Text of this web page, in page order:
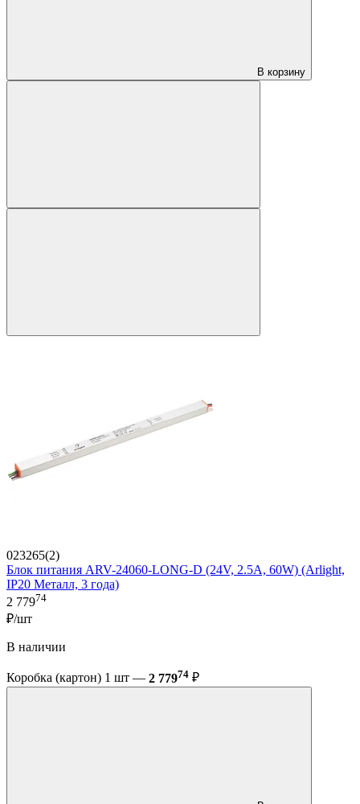
В корзину
023265(2)
Блок питания ARV-24060-LONG-D (24V, 2.5A, 60W) (Arlight,
IP20 Металл, 3 года)
2 77974
₽/шт
В наличии
Коробка (картон) 1 шт — 2 77974 ₽